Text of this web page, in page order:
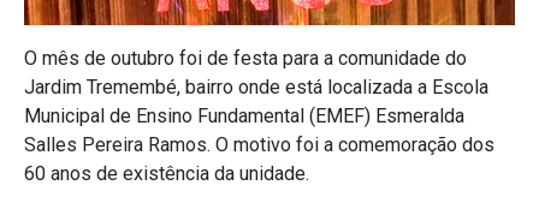
O mês de outubro foi de festa para a comunidade do
Jardim Tremembé, bairro onde está localizada a Escola
Municipal de Ensino Fundamental (EMEF) Esmeralda
Salles Pereira Ramos. O motivo foi a comemoração dos
60 anos de existência da unidade.